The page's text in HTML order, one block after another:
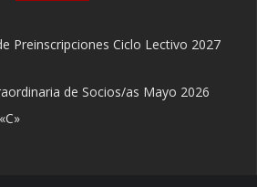
Preinscripciones Ciclo Lectivo 2027
de Socios/as Mayo 2026